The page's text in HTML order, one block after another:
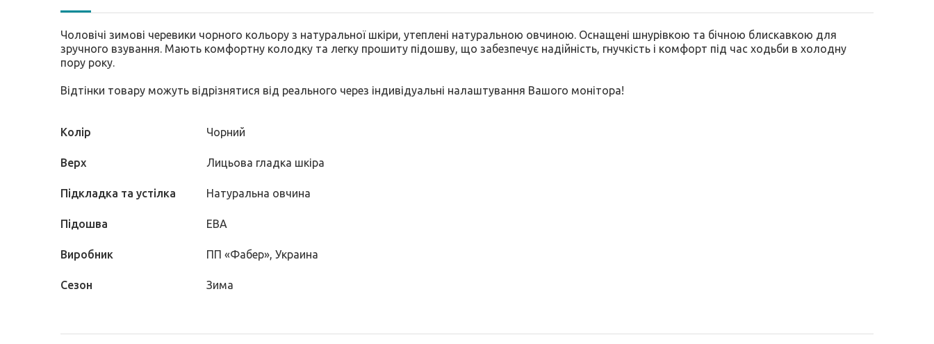
Чоловічі зимові черевики чорного кольору з натуральної шкіри, утеплені натуральною овчиною. Оснащені шнурівкою та бічною блискавкою для
зручного взування. Мають комфортну колодку та легку прошиту підошву, що забезпечує надійність, гнучкість і комфорт під час ходьби в холодну
пору року.
Відтінки товару можуть відрізнятися від реального через індивідуальні налаштування Вашого монітора!
Колір Чорний
Верх Лицьова гладка шкіра
Підкладка та устілка Натуральна овчина
Підошва ЕВА
Виробник ПП «Фабер», Украина
Сезон Зима